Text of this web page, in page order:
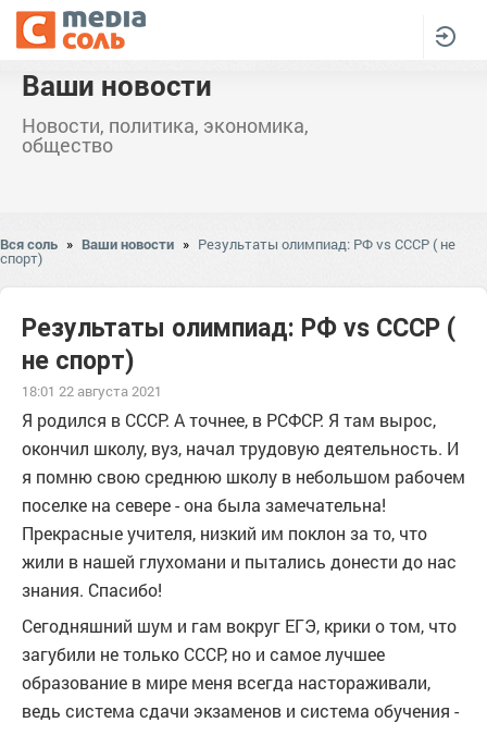
Ваши новости
Новости, политика, экономика,
общество
Вся соль » Ваши новости » Результаты олимпиад: РФ vs СССР ( не
спорт)
Результаты олимпиад: РФ vs СССР (
не спорт)
18:01 22 августа 2021
Я родился в СССР. А точнее, в РСФСР. Я там вырос,
окончил школу, вуз, начал трудовую деятельность. И
я помню свою среднюю школу в небольшом рабочем
поселке на севере - она была замечательна!
Прекрасные учителя, низкий им поклон за то, что
жили в нашей глухомани и пытались донести до нас
знания. Спасибо!
Сегодняшний шум и гам вокруг ЕГЭ, крики о том, что
загубили не только СССР, но и самое лучшее
образование в мире меня всегда настораживали,
ведь система сдачи экзаменов и система обучения -